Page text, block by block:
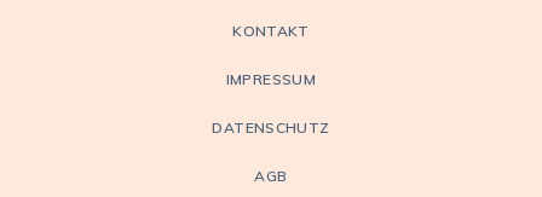
KONTAKT
IMPRESSUM
DATENSCHUTZ
AGB